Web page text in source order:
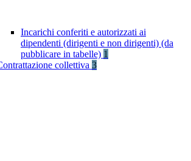
Incarichi conferiti e autorizzati ai
dipendenti (dirigenti e non dirigenti) (da
pubblicare in tabelle) 1
collettiva 3